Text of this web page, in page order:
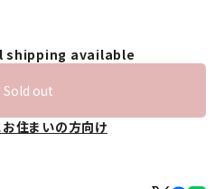
available
Sold out
住まいの方向け